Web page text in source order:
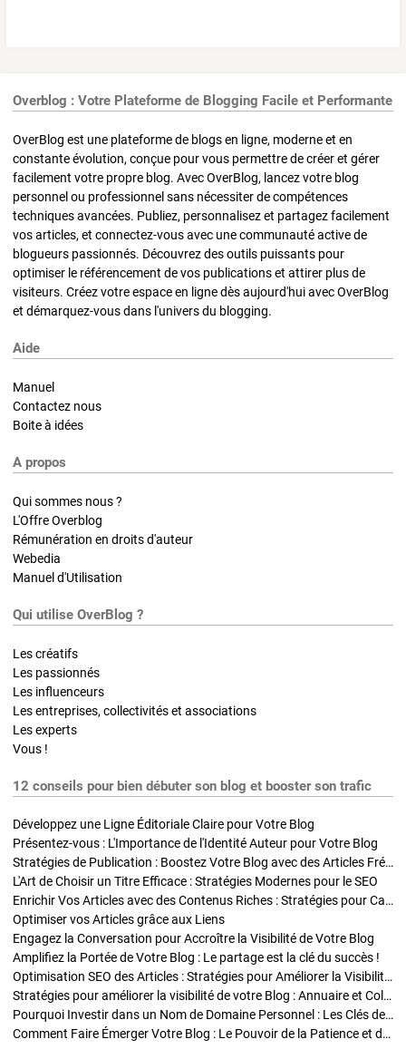
Overblog : Votre Plateforme de Blogging Facile et Performante
OverBlog est une plateforme de blogs en ligne, moderne et en
constante évolution, conçue pour vous permettre de créer et gérer
facilement votre propre blog. Avec OverBlog, lancez votre blog
personnel ou professionnel sans nécessiter de compétences
techniques avancées. Publiez, personnalisez et partagez facilement
vos articles, et connectez-vous avec une communauté active de
blogueurs passionnés. Découvrez des outils puissants pour
optimiser le référencement de vos publications et attirer plus de
visiteurs. Créez votre espace en ligne dès aujourd'hui avec OverBlog
et démarquez-vous dans l'univers du blogging.
Aide
Manuel
Contactez nous
Boite à idées
A propos
Qui sommes nous ?
L'Offre Overblog
Rémunération en droits d'auteur
Webedia
Manuel d'Utilisation
Qui utilise OverBlog ?
Les créatifs
Les passionnés
Les influenceurs
Les entreprises, collectivités et associations
Les experts
Vous !
12 conseils pour bien débuter son blog et booster son trafic
Développez une Ligne Éditoriale Claire pour Votre Blog
Présentez-vous : L'Importance de l'Identité Auteur pour Votre Blog
Stratégies de Publication : Boostez Votre Blog avec des Articles Fréquents et Exclusifs
L'Art de Choisir un Titre Efficace : Stratégies Modernes pour le SEO
Enrichir Vos Articles avec des Contenus Riches : Stratégies pour Captiver et Optimiser
Optimiser vos Articles grâce aux Liens
Engagez la Conversation pour Accroître la Visibilité de Votre Blog
Amplifiez la Portée de Votre Blog : Le partage est la clé du succès !
Optimisation SEO des Articles : Stratégies pour Améliorer la Visibilité de Votre Blog
Stratégies pour améliorer la visibilité de votre Blog : Annuaire et Collaborations
Pourquoi Investir dans un Nom de Domaine Personnel : Les Clés de la Réussite de Votre Blog
Comment Faire Émerger Votre Blog : Le Pouvoir de la Patience et de la Persévérance